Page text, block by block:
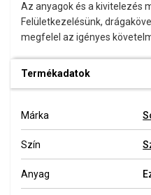
Az anyagok és a kivitelezés
Felületkezelésünk,
megfelel az igényes
Termékadatok
Márka
Szín
Anyag